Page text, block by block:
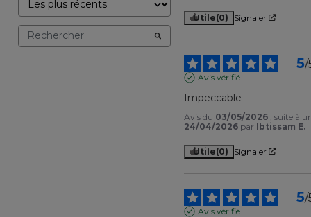
Utile(0) Signaler
5/
Avis vérifié
Impeccable
Avis du 03/05/2026 , suite à
24/04/2026 par Ibtissam E.
Utile(0) Signaler
5/
Avis vérifié